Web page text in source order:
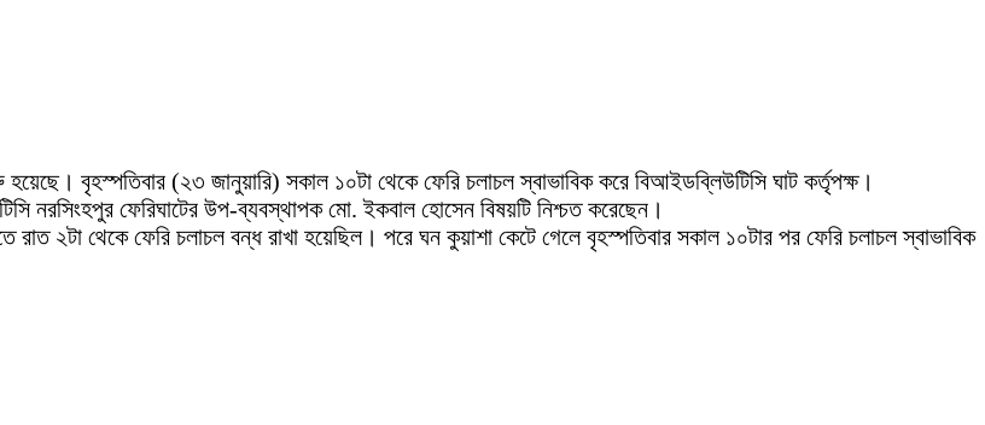
বৃহস্পতিবার (২৩ জানুয়ারি) সকাল ১০টা থেকে ফেরি চলাচল স্বাভাবিক করে বিআইডব্লিউটিসি ঘাট কর্তৃপক্ষ।
ফেরিঘাটের উপ-ব্যবস্থাপক মো. ইকবাল হোসেন বিষয়টি নিশ্চত করেছেন।
রাত ২টা থেকে ফেরি চলাচল বন্ধ রাখা হয়েছিল। পরে ঘন কুয়াশা কেটে গেলে বৃহস্পতিবার সকাল ১০টার পর ফেরি চলাচল স্বাভাবিক